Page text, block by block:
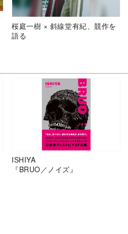
桜庭一樹 × 斜線堂有紀、競作を
語る
ISHIYA
『BRUO／ノイズ』